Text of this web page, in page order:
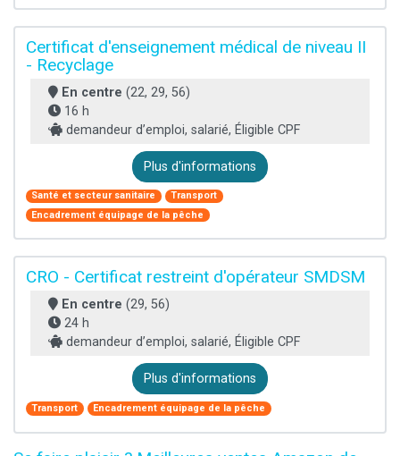
Certificat d'enseignement médical de niveau II
- Recyclage
En centre (22, 29, 56)
16 h
demandeur d’emploi, salarié, Éligible CPF
Plus d'informations
Santé et secteur sanitaire
Transport
Encadrement équipage de la pêche
CRO - Certificat restreint d'opérateur SMDSM
En centre (29, 56)
24 h
demandeur d’emploi, salarié, Éligible CPF
Plus d'informations
Transport Encadrement équipage de la pêche